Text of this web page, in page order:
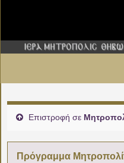
Επιστροφή σε
Πρόγραμμα